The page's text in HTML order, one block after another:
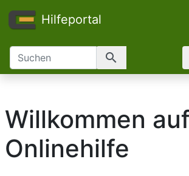
Hilfeportal
search
Willkommen
Onlinehilfe